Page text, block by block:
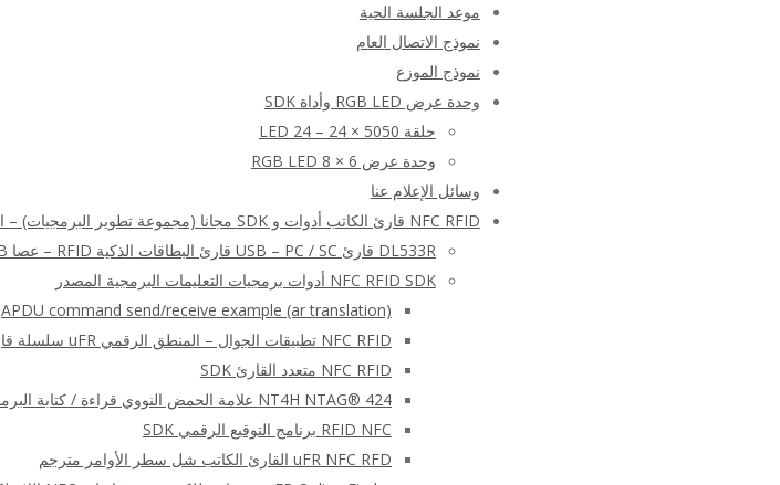
موعد الجلسة الحية
نموذج الاتصال العام
نموذج الموزع
وحدة عرض RGB LED وأداة SDK
حلقة LED 24 – 24 × 5050
وحدة عرض RGB LED 8 × 6
وسائل الإعلام عنا
NFC RFID قارئ الكاتب أدوات و SDK مجانا (مجموعة تطوير البرمجيات) – المنتجات
DL533R قارئ USB – PC / SC قارئ البطاقات الذكية RFID – عصا USB
NFC RFID SDK أدوات برمجيات التعليمات البرمجية المصدر
APDU command send/receive example (ar translation)
NFC RFID تطبيقات الجوال – المنطق الرقمي uFR سلسلة قارئ الروبوت ودائرة الرقابة الداخلية APK
NFC RFID متعدد القارئ SDK
NT4H NTAG® 424 علامة الحمض النووي قراءة / كتابة البرمجيات
RFID NFC برنامج التوقيع الرقمي SDK
uFR NFC RFD القارئ الكاتب شل سطر الأوامر مترجم